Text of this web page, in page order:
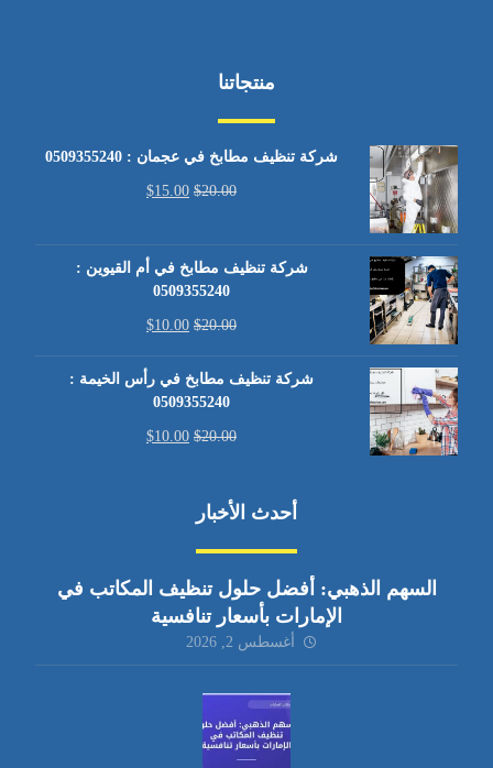
منتجاتنا
شركة تنظيف مطابخ في عجمان : 0509355240
$20.00
$15.00
شركة تنظيف مطابخ في أم القيوين :
0509355240
$20.00
$10.00
شركة تنظيف مطابخ في رأس الخيمة :
0509355240
$20.00
$10.00
أحدث الأخبار
السهم الذهبي: أفضل حلول تنظيف المكاتب في
الإمارات بأسعار تنافسية
أغسطس 2, 2026